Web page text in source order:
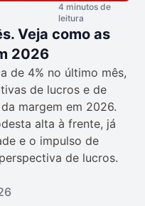
4 minutos de
leitura
Veja como as
2026
de 4% no último mês,
de lucros e de
margem em 2026.
alta à frente, já
e o impulso de
de lucros.